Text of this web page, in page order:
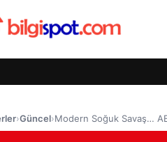
›Güncel›Modern Soğuk Savaş…